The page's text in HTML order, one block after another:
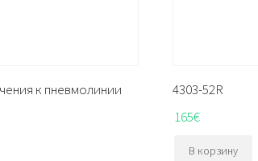
к пневмолинии
4303-52R
165€
В корзину